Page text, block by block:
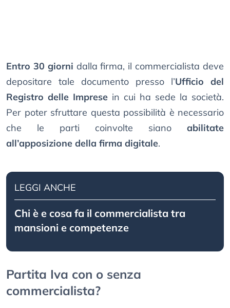
Entro 30 giorni dalla firma, il commercialista deve
depositare tale documento presso l’Ufficio del
Registro delle Imprese in cui ha sede la società.
Per poter sfruttare questa possibilità è necessario
che le parti coinvolte siano abilitate
all’apposizione della firma digitale.
LEGGI ANCHE
Chi è e cosa fa il commercialista tra
mansioni e competenze
Partita Iva con o senza
commercialista?